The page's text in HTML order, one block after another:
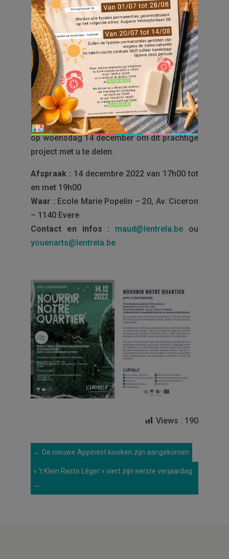
Wij bieden u meer dan een eenvoudig
stadslandbouwproject, waarvan het
hoofddoel is bij te dragen tot de voedselhulp
en het leven van de buurtverenigingen.
Als u zich geïnspireerd en gemotiveerd voelt
door deze nieuwe perspectieven, kom dan
samen met het PCS-team de toekomst van
deze percelen ontdekken en verbeelden. We
zien u graag op de informatiebijeenkomst
op woensdag 14 december om dit prachtige
project met u te delen.
Afspraak : 14 decembre 2022 van 17h00 tot
en met 19h00
Waar : Ecole Marie Popelin – 20, Av. Ciceron
– 1140 Evere
Contact en infos :
maud@lentrela.be ou
youenarts@lentrela.be
Views : 190
← De nieuwe Appinest kiosken zijn aangekomen
« ‘t Klein Resto Léger » viert zijn eerste verjaardag
→